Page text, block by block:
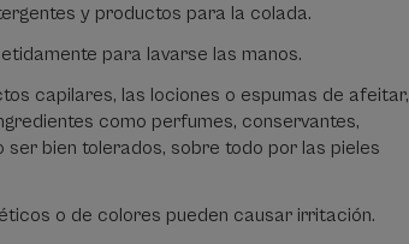
y productos para la colada.
para lavarse las manos.
capilares, las lociones o espumas de afeitar,
como perfumes, conservantes,
ser bien tolerados, sobre todo por las pieles
o de colores pueden causar irritación.